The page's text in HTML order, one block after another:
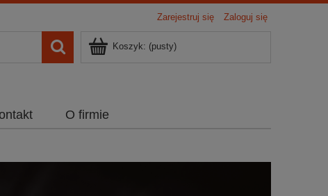
Zarejestruj się Zaloguj się
Koszyk: (pusty)
O firmie